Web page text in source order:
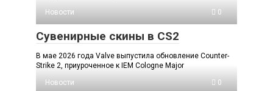
Новости
0
Сувенирные скины в CS2
В мае 2026 года Valve выпустила обновление Counter-
Strike 2, приуроченное к IEM Cologne Major
Новости
0